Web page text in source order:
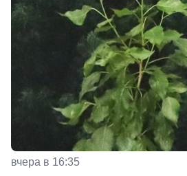
вчера в 16:35